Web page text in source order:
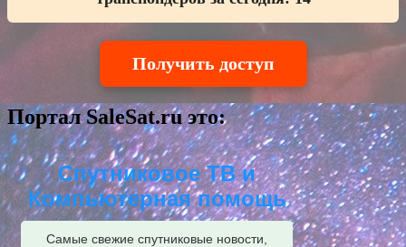
Получить доступ
Портал SaleSat.ru это:
Спутниковое ТВ и
Компьютерная помощь
Самые свежие спутниковые новости,